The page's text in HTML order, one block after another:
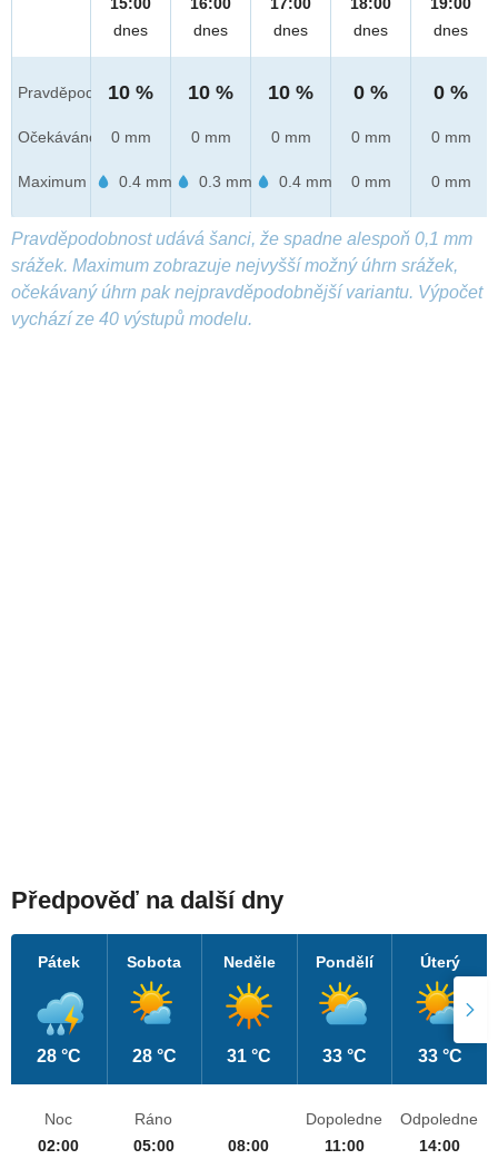
Pravděpod.
Očekáváno
Maximum
dnes
10 %
0 mm
0.4 mm
dnes
10 %
0 mm
0.3 mm
dnes
10 %
0 mm
0.4 mm
dnes
0 %
0 mm
0 mm
dnes
0 %
0 mm
0 mm
Pravděpodobnost udává šanci, že spadne alespoň 0,1 mm
srážek. Maximum zobrazuje nejvyšší možný úhrn srážek,
očekávaný úhrn pak nejpravděpodobnější variantu. Výpočet
vychází ze 40 výstupů modelu.
Předpověď na další dny
Pátek
28 °C
Sobota
28 °C
Neděle
31 °C
Pondělí
33 °C
Úterý
33 °C
Noc
02:00
Ráno
05:00
08:00
Dopoledne
11:00
Odpoledne
14:00